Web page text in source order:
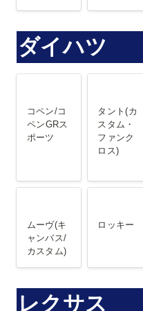
ダイハツ
ツ
コペン/コ
ペンGRス
ポーツ
ンクロス)
タント(カ
スタム・
ファンク
ロス)
ンバス/カス
タム)
ムーヴ(キ
ャンバス/
カスタム)
ロッキー
レクサス